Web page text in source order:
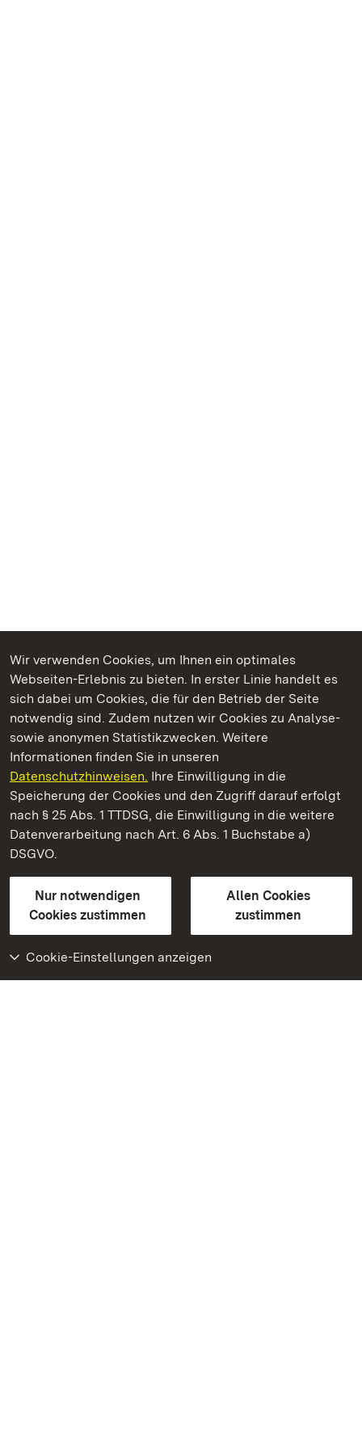
Wir verwenden Cookies, um Ihnen ein optimales
Webseiten-Erlebnis zu bieten. In erster Linie handelt es
sich dabei um Cookies, die für den Betrieb der Seite
notwendig sind. Zudem nutzen wir Cookies zu Analyse-
sowie anonymen Statistikzwecken. Weitere
Informationen finden Sie in unseren
Datenschutzhinweisen. Ihre Einwilligung in die
Speicherung der Cookies und den Zugriff darauf erfolgt
nach § 25 Abs. 1 TTDSG, die Einwilligung in die weitere
Datenverarbeitung nach Art. 6 Abs. 1 Buchstabe a)
DSGVO.
Nur notwendigen
Cookies zustimmen
Allen Cookies
zustimmen
Cookie-Einstellungen anzeigen
Kommen. Staunen. Genießen.
Staatliche Schlösser und Gärten Baden‑Württemberg
Staatliche Schlösser und Gärten Baden-Württemberg
Kontakt
GebärdenspracheLeichte Sprache
Erklärung zur Barrierefreiheit
BITV-konform (geprüfte Seiten)
Weiteres